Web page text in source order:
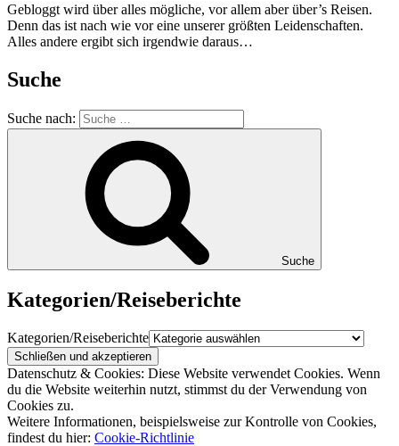
Gebloggt wird über alles mögliche, vor allem aber über’s Reisen.
Denn das ist nach wie vor eine unserer größten Leidenschaften.
Alles andere ergibt sich irgendwie daraus…
Suche
Suche nach:
Suche
Kategorien/Reiseberichte
Kategorien/Reiseberichte
Datenschutz & Cookies: Diese Website verwendet Cookies. Wenn
du die Website weiterhin nutzt, stimmst du der Verwendung von
Cookies zu.
Weitere Informationen, beispielsweise zur Kontrolle von Cookies,
findest du hier: Cookie-Richtlinie